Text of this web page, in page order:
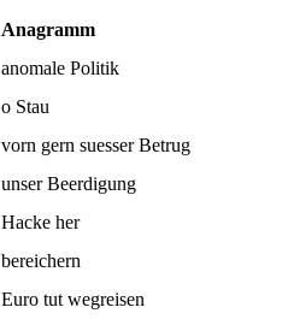
Anagramm
anomale Politik
o Stau
vorn gern suesser Betrug
unser Beerdigung
Hacke her
bereichern
Euro tut wegreisen